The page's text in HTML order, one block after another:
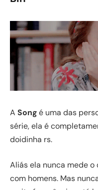
A Songé uma das
série, ela é
doidinha rs.
Aliás ela nunca mede
com homens. Mas